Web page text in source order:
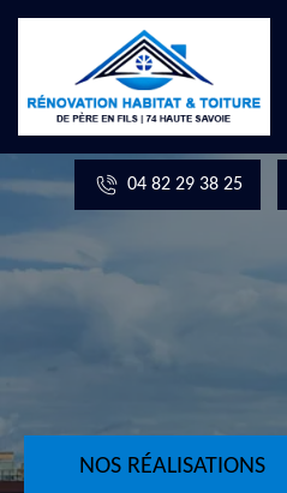
04 82 29 38 25
NOS RÉALISATIONS